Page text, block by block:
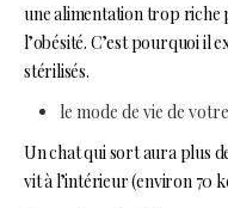
une alimentation trop riche
l’obésité. C’est pourquoi il
stérilisés.
le mode de vie de
Un chat qui sort aura plus
vit à l’intérieur (environ 70